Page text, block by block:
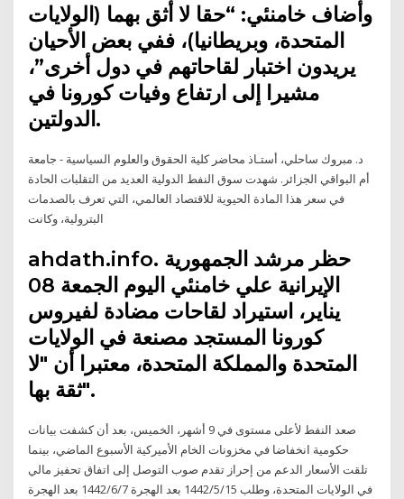
وأضاف خامنئي: “حقا لا أثق بهما (الولايات
المتحدة، وبريطانيا)، ففي بعض الأحيان
يريدون اختبار لقاحاتهم في دول أخرى”،
مشيرا إلى ارتفاع وفيات كورونا في
الدولتين.
د. مبروك ساحلي، أستـاذ محاضر كلية الحقوق والعلوم السياسية - جامعة
أم البواقي الجزائر. شهدت سوق النفط الدولية العديد من التقلبات الحادة
في سعر هذا المادة الحيوية للاقتصاد العالمي، التي تعرف بالصدمات
البترولية، وكانت
ahdath.info. حظر مرشد الجمهورية
الإيرانية علي خامنئي اليوم الجمعة 08
يناير، استيراد لقاحات مضادة لفيروس
كورونا المستجد مصنعة في الولايات
المتحدة والمملكة المتحدة، معتبرا أن "لا
ثقة بها".
صعد النفط لأعلى مستوى في 9 أشهر، الخميس، بعد أن كشفت بيانات
حكومية انخفاضا في مخزونات الخام الأميركية الأسبوع الماضي، بينما
تلقت الأسعار الدعم من إحراز تقدم صوب التوصل إلى اتفاق تحفيز مالي
في الولايات المتحدة، وطلب 15‏‏/5‏‏/1442 بعد الهجرة 7‏‏/6‏‏/1442 بعد الهجرة